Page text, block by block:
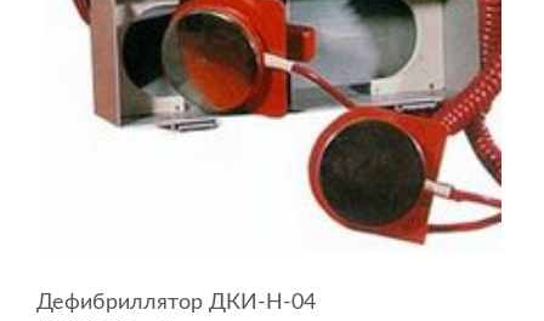
Дефибриллятор ДКИ-Н-04